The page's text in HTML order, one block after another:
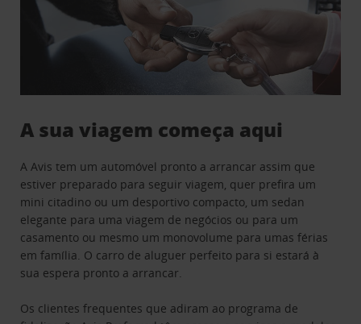
A sua viagem começa aqui
A Avis tem um automóvel pronto a arrancar assim que
estiver preparado para seguir viagem, quer prefira um
mini citadino ou um desportivo compacto, um sedan
elegante para uma viagem de negócios ou para um
casamento ou mesmo um monovolume para umas férias
em família. O carro de aluguer perfeito para si estará à
sua espera pronto a arrancar.
Os clientes frequentes que adiram ao programa de